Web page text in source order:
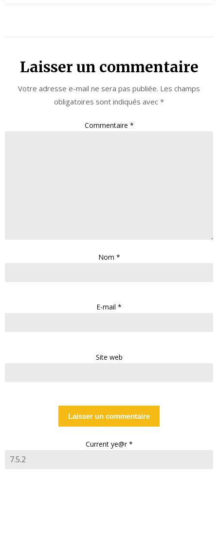
Laisser un commentaire
Votre adresse e-mail ne sera pas publiée. Les champs
obligatoires sont indiqués avec *
Commentaire *
Nom *
E-mail *
Site web
Current ye@r*